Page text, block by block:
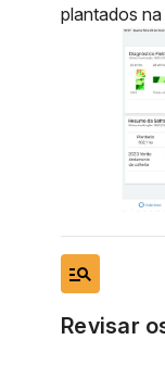
plantados
manage_search
Revisar